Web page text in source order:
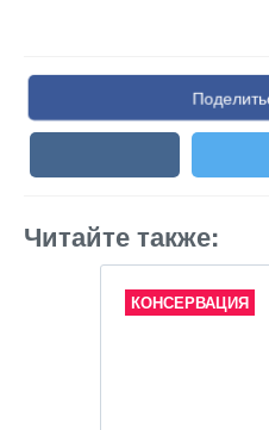
Читайте также:
КОНСЕРВАЦИЯ